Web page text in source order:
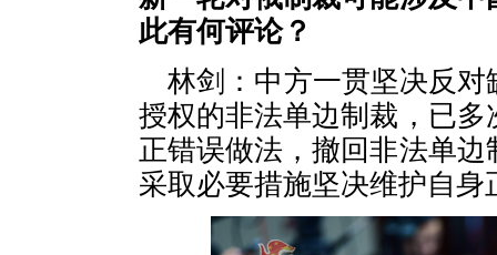
此有何评论？
林剑：中方一贯坚决反
授权的非法单边制裁，已
正错误做法，撤回非法单
采取必要措施坚决维护自身